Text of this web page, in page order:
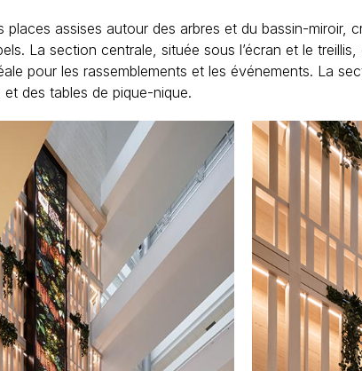
places assises autour des arbres et du bassin-
La section centrale, située sous l’écran et le
pour les rassemblements et les événements. La
des tables de pique-nique.